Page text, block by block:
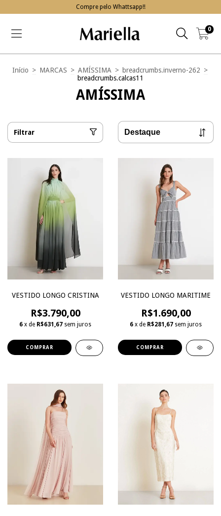
Compre pelo Whattsapp!!
0
Início > MARCAS > AMÍSSIMA > breadcrumbs.inverno-262 >
breadcrumbs.calcas11
AMÍSSIMA
Filtrar
VESTIDO LONGO CRISTINA
R$3.790,00
6 x de R$631,67 sem juros
COMPRAR
VESTIDO LONGO MARITIME
R$1.690,00
6 x de R$281,67 sem juros
COMPRAR